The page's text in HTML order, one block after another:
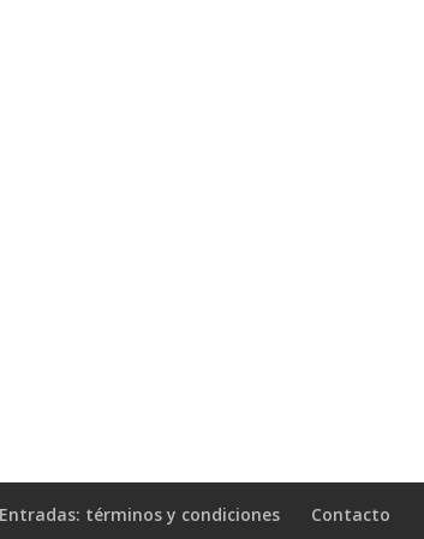
Entradas: términos y condiciones Contacto